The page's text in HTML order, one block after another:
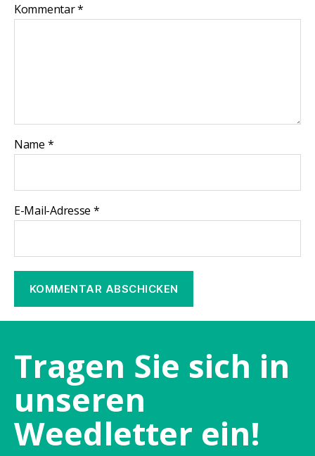
Kommentar*
Name *
E-Mail-Adresse *
Tragen Sie sich in
unseren
Weedletter ein!